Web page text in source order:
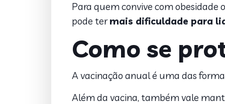
Para quem convive com obesidade
pode termais dificuldade para
Como se
A vacinação anual é uma das
Além da vacina, também vale